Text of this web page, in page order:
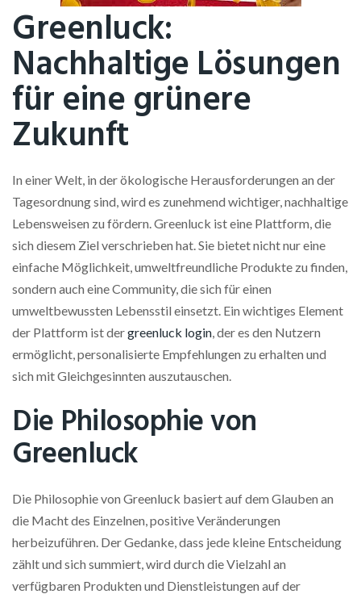
Greenluck:
Nachhaltige Lösungen
für eine grünere
Zukunft
In einer Welt, in der ökologische Herausforderungen an der
Tagesordnung sind, wird es zunehmend wichtiger, nachhaltige
Lebensweisen zu fördern. Greenluck ist eine Plattform, die
sich diesem Ziel verschrieben hat. Sie bietet nicht nur eine
einfache Möglichkeit, umweltfreundliche Produkte zu finden,
sondern auch eine Community, die sich für einen
umweltbewussten Lebensstil einsetzt. Ein wichtiges Element
der Plattform ist dergreenluck login, der es den Nutzern
ermöglicht, personalisierte Empfehlungen zu erhalten und
sich mit Gleichgesinnten auszutauschen.
Die Philosophie von
Greenluck
Die Philosophie von Greenluck basiert auf dem Glauben an
die Macht des Einzelnen, positive Veränderungen
herbeizuführen. Der Gedanke, dass jede kleine Entscheidung
zählt und sich summiert, wird durch die Vielzahl an
verfügbaren Produkten und Dienstleistungen auf der